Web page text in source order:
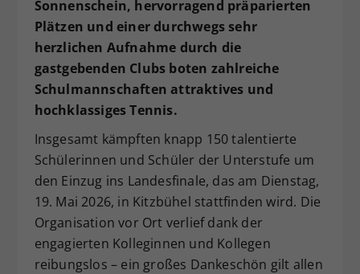
Sonnenschein, hervorragend präparierten
Plätzen und einer durchwegs sehr
herzlichen Aufnahme durch die
gastgebenden Clubs boten zahlreiche
Schulmannschaften attraktives und
hochklassiges Tennis.
Insgesamt kämpften knapp 150 talentierte
Schülerinnen und Schüler der Unterstufe um
den Einzug ins Landesfinale, das am Dienstag,
19. Mai 2026, in Kitzbühel stattfinden wird. Die
Organisation vor Ort verlief dank der
engagierten Kolleginnen und Kollegen
reibungslos – ein großes Dankeschön gilt allen
Zweck
Dieser Wert speichert Ihre Consent-
Einstellungen. Unter anderem eine
zufällig generierte ID, für die
historische Speicherung Ihrer
vorgenommen Einstellungen, falls der
Webseiten-Betreiber dies eingestellt